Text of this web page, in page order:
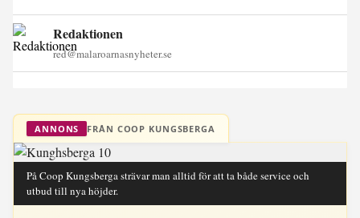
Redaktionen
red@malaroarnasnyheter.se
ANNONS FRÅN COOP KUNGSBERGA
På Coop Kungsberga strävar man alltid för att ta både service och
utbud till nya höjder.